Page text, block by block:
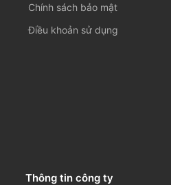
Chính sách bảo mật
Điều khoản sử dụng
Thông tin công ty